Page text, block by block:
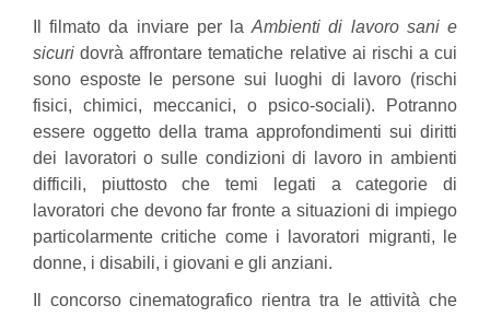
Il filmato da inviare per laAmbienti di lavoro sani e
sicuri dovrà affrontare tematiche relative ai rischi a cui
sono esposte le persone sui luoghi di lavoro (rischi
fisici, chimici, meccanici, o psico-sociali). Potranno
essere oggetto della trama approfondimenti sui diritti
dei lavoratori o sulle condizioni di lavoro in ambienti
difficili, piuttosto che temi legati a categorie di
lavoratori che devono far fronte a situazioni di impiego
particolarmente critiche come i lavoratori migranti, le
donne, i disabili, i giovani e gli anziani.
Il concorso cinematografico rientra tra le attività che